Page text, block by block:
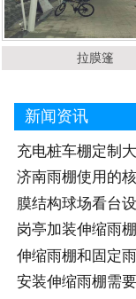
拉膜篷
新闻资讯
充电桩车棚定制
济南雨棚使用的
膜结构球场看台
岗亭加装伸缩雨
伸缩雨棚和固定
安装伸缩雨棚需